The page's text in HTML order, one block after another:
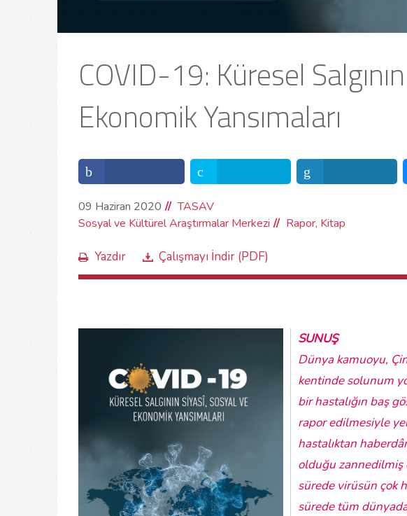
COVID-19: Küresel
Ekonomik Yansımaları
09 Haziran 2020
TASAV
Sosyal ve Kültürel Araştırmalar Merkezi
Rapor, Kitap
Yazdır Çalışmayı İndir (PDF)
SUNUŞ
Dünya kamuoyu,
kentinde solunum
bir hastalığın baş
rapor edilmesiyle
hastalıktan
olduğu zannedilmiş
sürede virüsün çok
sürede tüm